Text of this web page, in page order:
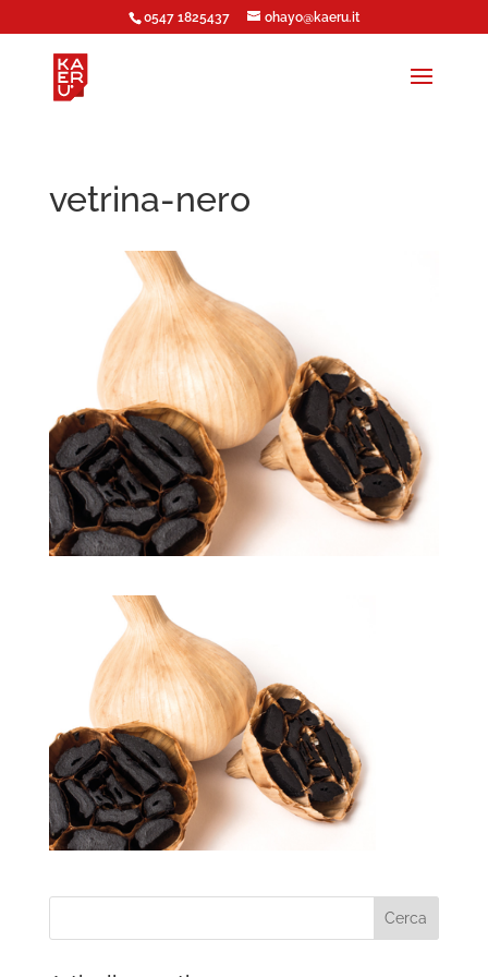
0547 1825437 ohayo@kaeru.it
vetrina-nero